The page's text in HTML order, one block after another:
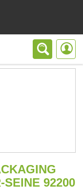
SEINE 92200